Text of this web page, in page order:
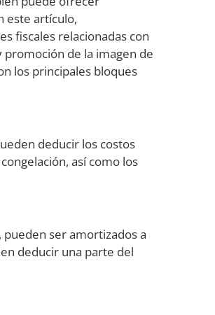
este artículo,
fiscales relacionadas con
de la imagen de
los principales bloques
deducir los costos
así como los
ser amortizados a
deducir una parte del